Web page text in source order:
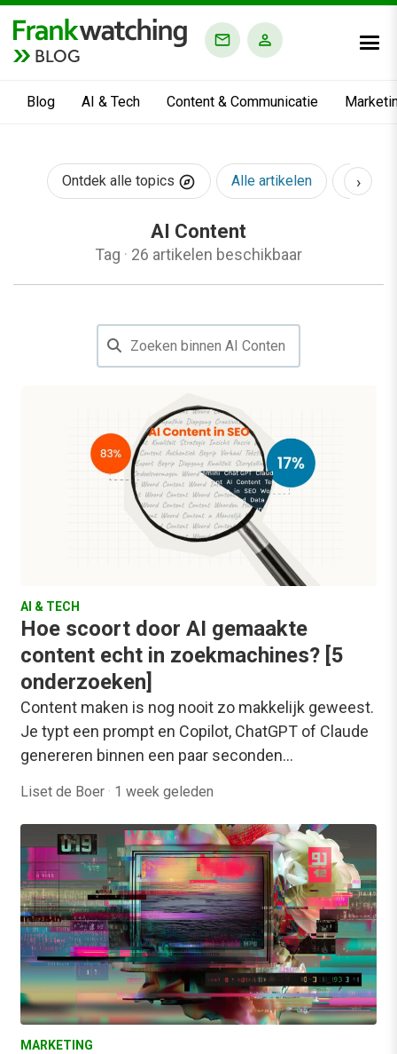
BLOG
Blog AI & Tech Content & Communicatie
Ontdek alle topics Alle artikelen AI &
›
AI Content
Tag · 26 artikelen beschikbaar
AI & TECH
Hoe scoort door AI gemaakte
content echt in zoekmachines? [5
onderzoeken]
Content maken is nog nooit zo makkelijk geweest.
Je typt een prompt en Copilot, ChatGPT of Claude
genereren binnen een paar seconden…
Liset de Boer · 1 week geleden
MARKETING